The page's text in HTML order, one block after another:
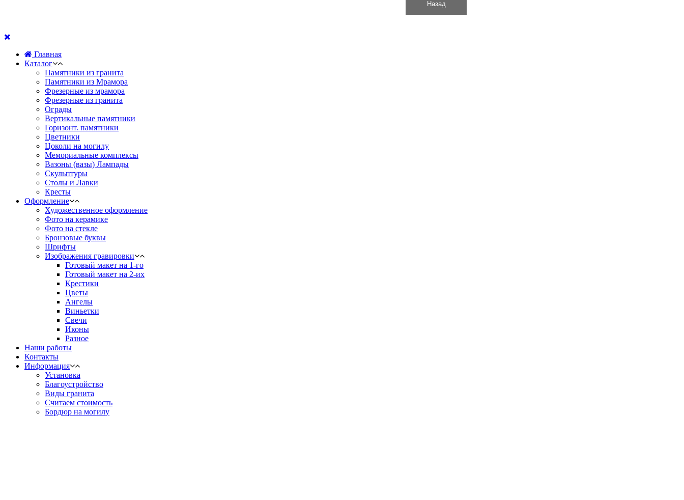
Главная
Каталог
Памятники из гранита
Памятники из Мрамора
Фрезерные из мрамора
Фрезерные из гранита
Ограды
Вертикальные памятники
Горизонт. памятники
Цветники
Цоколи на могилу
Мемориальные комплексы
Вазоны (вазы) Лампады
Скульптуры
Столы и Лавки
Кресты
Оформление
Художественное оформление
Фото на керамике
Фото на стекле
Бронзовые буквы
Шрифты
Изображения гравировки
Готовый макет на 1-го
Готовый макет на 2-их
Крестики
Цветы
Ангелы
Виньетки
Свечи
Иконы
Разное
Наши работы
Контакты
Информация
Установка
Благоустройство
Виды гранита
Считаем стоимость
Бордюр на могилу